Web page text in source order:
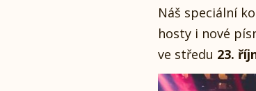
Náš speciální
hosty i nové
ve středu 23.